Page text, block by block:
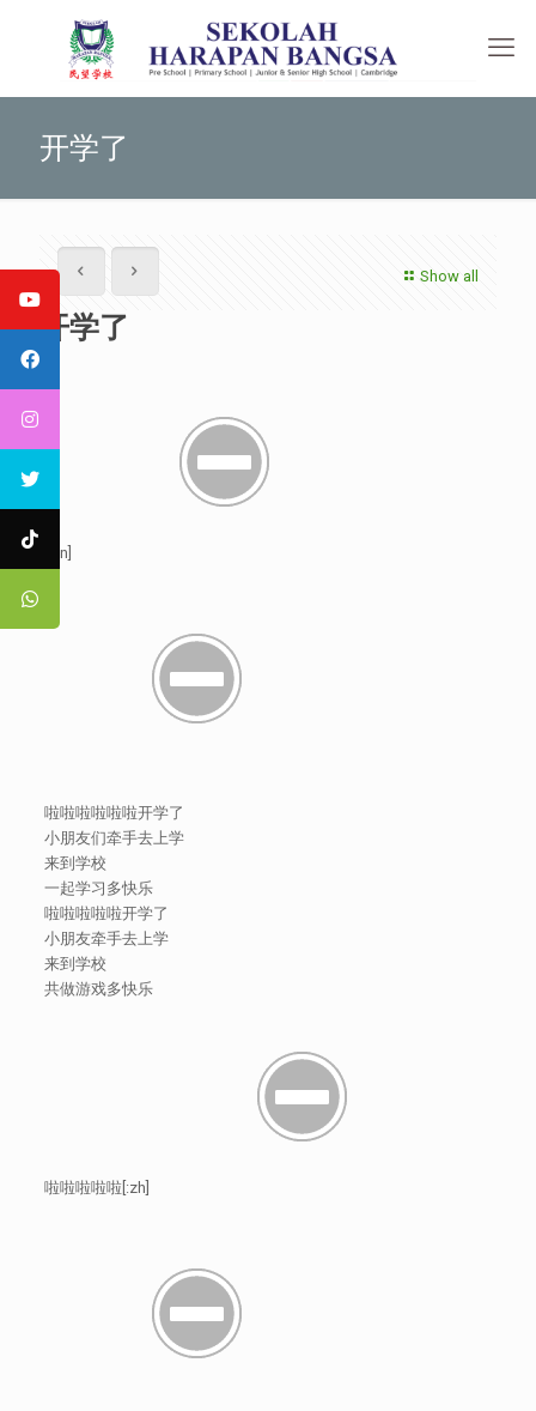
开学了
Show all
开学了
[:en]
啦啦啦啦啦啦开学了
小朋友们牵手去上学
来到学校
一起学习多快乐
啦啦啦啦啦开学了
小朋友牵手去上学
来到学校
共做游戏多快乐
啦啦啦啦啦[:zh]